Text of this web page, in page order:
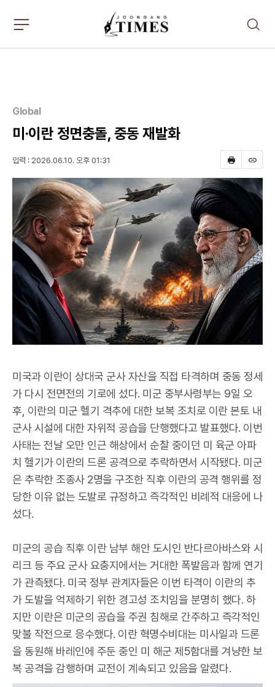
검
주
서
펼
치
기
Global
미·이란 정면충돌, 중동 재발화
프
린
트
스
크
랩
입력 : 2026.06.10. 오후 01:31
미국과 이란이 상대국 군사 자산을 직접 타격하며 중동 정세
가 다시 전면전의 기로에 섰다. 미군 중부사령부는 9일 오
후, 이란의 미군 헬기 격추에 대한 보복 조치로 이란 본토 내
군사 시설에 대한 자위적 공습을 단행했다고 발표했다. 이번
사태는 전날 오만 인근 해상에서 순찰 중이던 미 육군 아파
치 헬기가 이란의 드론 공격으로 추락하면서 시작됐다. 미군
은 추락한 조종사 2명을 구조한 직후 이란의 공격 행위를 정
당한 이유 없는 도발로 규정하고 즉각적인 비례적 대응에 나
섰다.
미군의 공습 직후 이란 남부 해안 도시인 반다르아바스와 시
리크 등 주요 군사 요충지에서는 거대한 폭발음과 함께 연기
가 관측됐다. 미국 정부 관계자들은 이번 타격이 이란의 추
가 도발을 억제하기 위한 경고성 조치임을 분명히 했다. 하
지만 이란은 미군의 공습을 주권 침해로 간주하고 즉각적인
맞불 작전으로 응수했다. 이란 혁명수비대는 미사일과 드론
을 동원해 바레인에 주둔 중인 미 해군 제5함대를 겨냥한 보
복 공격을 감행하며 교전이 계속되고 있음을 알렸다.